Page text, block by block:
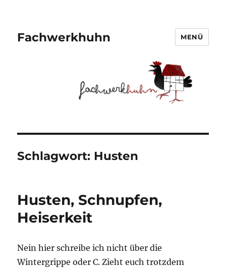
Fachwerkhuhn MENÜ
Schlagwort: Husten
Husten, Schnupfen,
Heiserkeit
Nein hier schreibe ich nicht über die
Wintergrippe oder C. Zieht euch trotzdem